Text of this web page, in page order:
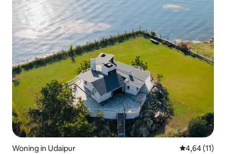
Woning in Udaipur Gemiddelde
4,64 (11)